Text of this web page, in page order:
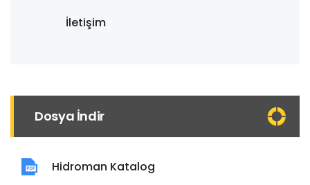
İletişim
Dosya İndir
Hidroman Katalog